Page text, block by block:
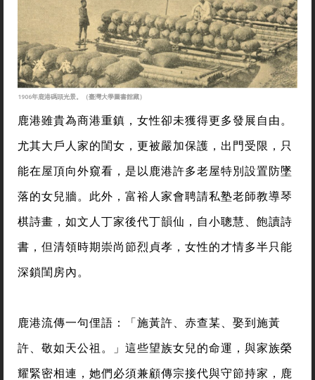
1906年鹿港碼頭光景。（臺灣大學圖書館藏）
鹿港雖貴為商港重鎮，女性卻未獲得更多發展自由。
尤其大戶人家的閨女，更被嚴加保護，出門受限，只
能在屋頂向外窺看，是以鹿港許多老屋特別設置防墜
落的女兒牆。此外，富裕人家會聘請私塾老師教導琴
棋詩畫，如文人丁家後代丁韻仙，自小聰慧、飽讀詩
書，但清領時期崇尚節烈貞孝，女性的才情多半只能
深鎖閨房內。
鹿港流傳一句俚語：「施黃許、赤查某、娶到施黃
許、敬如天公祖。」這些望族女兒的命運，與家族榮
耀緊密相連，她們必須兼顧傳宗接代與守節持家，鹿